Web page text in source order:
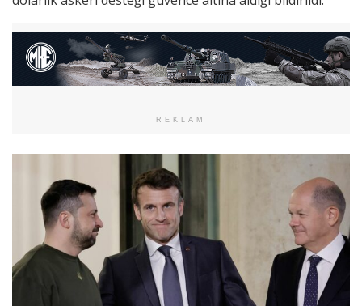
REKLAM